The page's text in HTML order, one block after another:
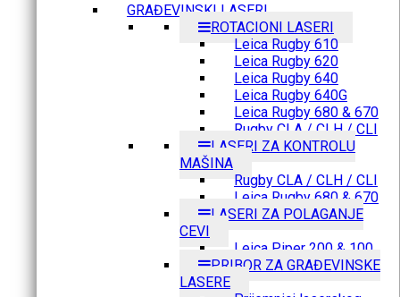
GRAĐEVINSKI LASERI
ROTACIONI LASERI
Leica Rugby 610
Leica Rugby 620
Leica Rugby 640
Leica Rugby 640G
Leica Rugby 680 & 670
Rugby CLA / CLH / CLI
LASERI ZA KONTROLU
MAŠINA
Rugby CLA / CLH / CLI
Leica Rugby 680 & 670
LASERI ZA POLAGANJE
CEVI
Leica Piper 200 & 100
PRIBOR ZA GRAĐEVINSKE
LASERE